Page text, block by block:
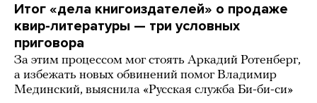
Итог «дела книгоиздателей» о продаже
квир-литературы — три условных
приговора
За этим процессом мог стоять Аркадий Ротенберг,
а избежать новых обвинений помог Владимир
Мединский, выяснила «Русская служба Би-би-си»